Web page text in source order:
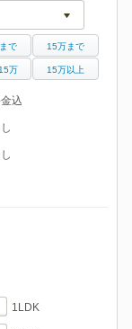
で 15万まで
万 15万以上
込
1LDK